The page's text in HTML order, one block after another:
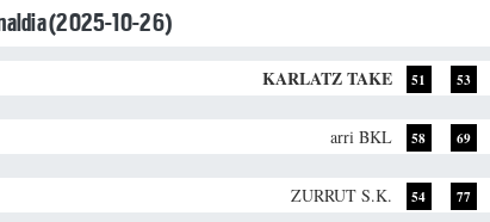
(2025-10-26)
KARLATZ TAKE 51 53
arri BKL 58 69
ZURRUT S.K. 54 77